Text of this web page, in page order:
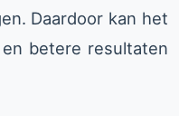
Daardoor kan het
betere resultaten